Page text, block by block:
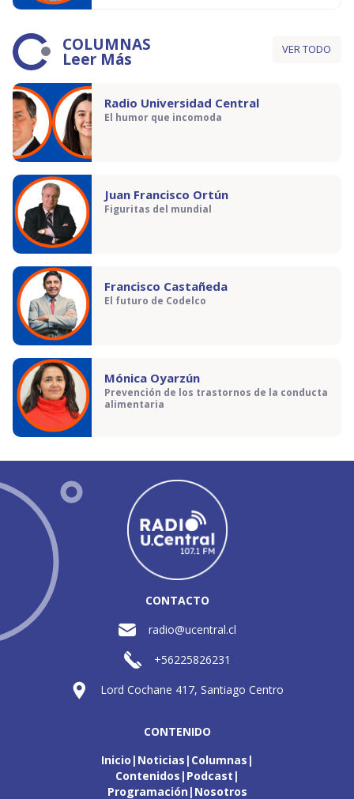
COLUMNAS
Leer Más VER TODO
Radio Universidad Central
El humor que incomoda
Juan Francisco Ortún
Figuritas del mundial
Francisco Castañeda
El futuro de Codelco
Mónica Oyarzún
Prevención de los trastornos de la conducta
alimentaria
CONTACTO
radio@ucentral.cl
+56225826231
Lord Cochane 417, Santiago Centro
CONTENIDO
Inicio Noticias Columnas
Contenidos Podcast
Programación Nosotros